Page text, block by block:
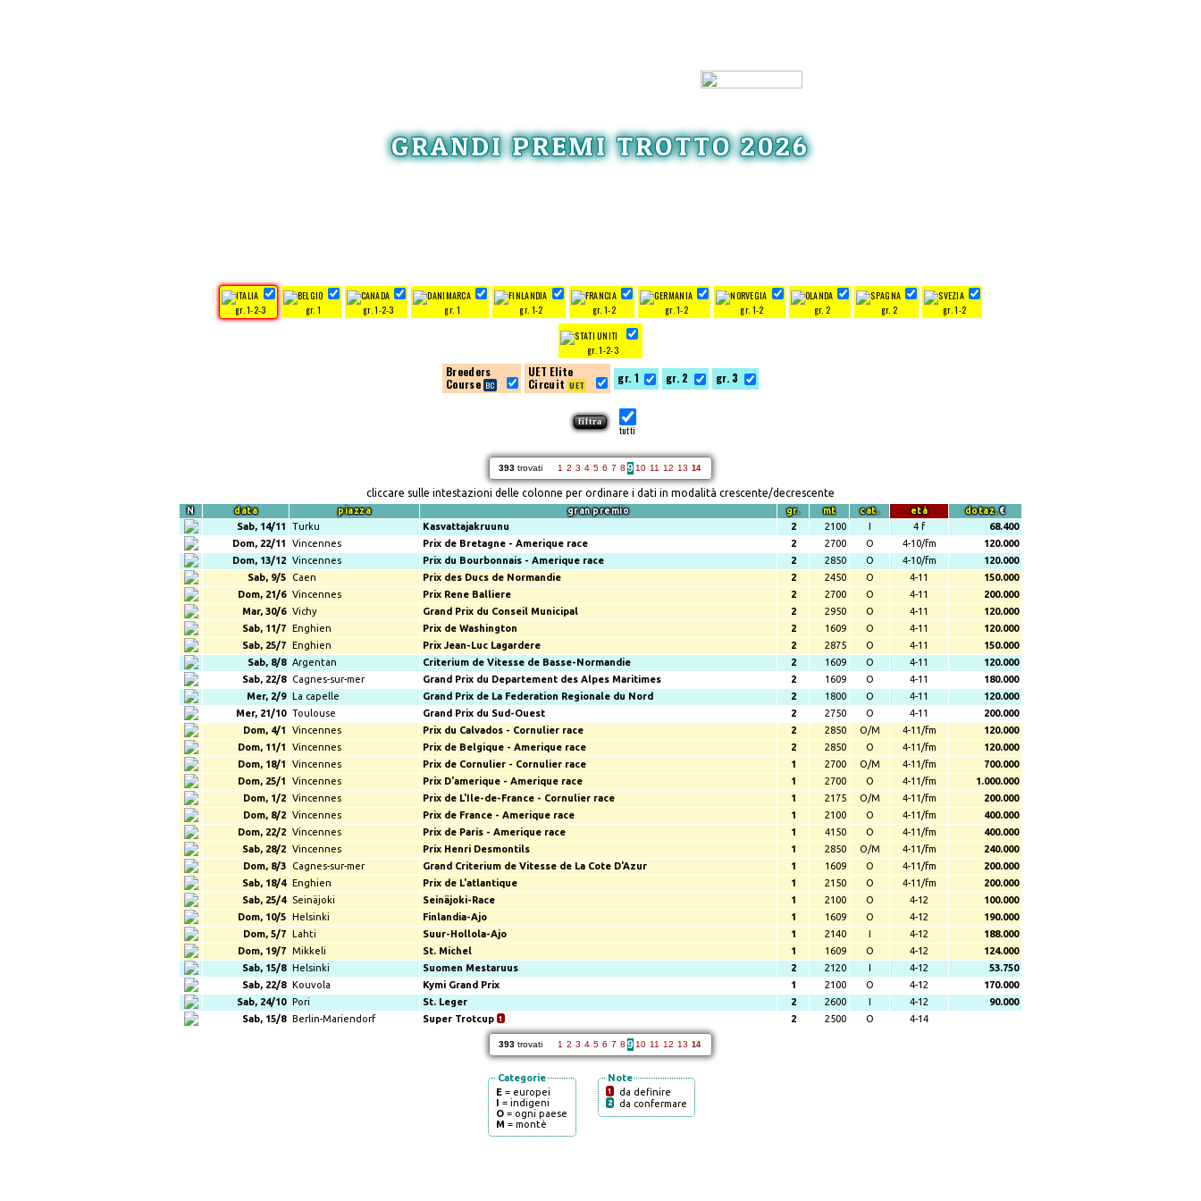
GRANDI PREMI TROTTO 2026
gr. 1-2-3 gr. 1 gr. 1-2-3 gr. 1 gr. 1-2 gr. 1-2 gr. 1-2 gr. 1-2 gr. 2 gr. 2 gr. 1-2
gr. 1-2-3
Breeders
Course
UET Elite
Circuit
gr. 1 gr. 2 gr. 3
tutti
393 trovati 1 2 3 4 5 6 7 8 9 10 11 12 13 14
cliccare sulle intestazioni delle colonne per ordinare i dati in modalità crescente/decrescente
N data piazza gran premio gr. mt cat. età dotaz.€
Sab, 14/11 Turku Kasvattajakruunu 2 2100 I 4 f
68.400
Dom, 22/11
Vincennes Prix de Bretagne - Amerique race 2 2700 O 4-10/fm
120.000
Dom, 13/12 Vincennes Prix du Bourbonnais - Amerique race 2 2850 O 4-10/fm
120.000
Sab, 9/5
Caen Prix des Ducs de Normandie 2 2450 O 4-11
150.000
Dom, 21/6 Vincennes Prix Rene Balliere 2 2700 O 4-11
200.000
Mar, 30/6 Vichy Grand Prix du Conseil Municipal 2 2950 O 4-11
120.000
Sab, 11/7 Enghien Prix de Washington 2 1609 O 4-11
120.000
Sab, 25/7 Enghien Prix Jean-Luc Lagardere 2 2875 O 4-11
150.000
Sab, 8/8 Argentan Criterium de Vitesse de Basse-Normandie 2 1609 O 4-11
120.000
Sab, 22/8
Cagnes-sur-mer Grand Prix du Departement des Alpes Maritimes 2 1609 O 4-11
180.000
Mer, 2/9 La capelle Grand Prix de La Federation Regionale du Nord 2 1800 O 4-11
120.000
Mer, 21/10 Toulouse Grand Prix du Sud-Ouest 2 2750 O 4-11
200.000
Dom, 4/1
Vincennes Prix du Calvados - Cornulier race 2 2850 O/M 4-11/fm
120.000
Dom, 11/1
Vincennes Prix de Belgique - Amerique race 2 2850 O 4-11/fm
120.000
Dom, 18/1
Vincennes Prix de Cornulier - Cornulier race 1 2700 O/M 4-11/fm
700.000
Dom, 25/1
Vincennes Prix D'amerique - Amerique race 1 2700 O 4-11/fm
1.000.000
Dom, 1/2 Vincennes Prix de L'Ile-de-France - Cornulier race 1 2175 O/M 4-11/fm
200.000
Dom, 8/2 Vincennes Prix de France - Amerique race 1 2100 O 4-11/fm
400.000
Dom, 22/2 Vincennes Prix de Paris - Amerique race 1 4150 O 4-11/fm
400.000
Sab, 28/2 Vincennes Prix Henri Desmontils 1 2850 O/M 4-11/fm
240.000
Dom, 8/3
Cagnes-sur-mer Grand Criterium de Vitesse de La Cote D'Azur 1 1609 O 4-11/fm
200.000
Sab, 18/4 Enghien Prix de L'atlantique 1 2150 O 4-11/fm
200.000
Sab, 25/4
Seinäjoki Seinäjoki-Race 1 2100 O 4-12
100.000
Dom, 10/5 Helsinki Finlandia-Ajo 1 1609 O 4-12
190.000
Dom, 5/7 Lahti Suur-Hollola-Ajo 1 2140 I 4-12
188.000
Dom, 19/7 Mikkeli St. Michel 1 1609 O 4-12
124.000
Sab, 15/8 Helsinki Suomen Mestaruus 2 2120 I 4-12
53.750
Sab, 22/8 Kouvola Kymi Grand Prix 1 2100 O 4-12
170.000
Sab, 24/10 Pori St. Leger 2 2600 I 4-12
90.000
Sab, 15/8 Berlin-Mariendorf Super Trotcup 1 2 2500 O 4-14
393 trovati 1 2 3 4 5 6 7 8 9 10 11 12 13 14
Categorie
E = europei
I = indigeni
O = ogni paese
M = montè
Note
1 da definire
2 da confermare